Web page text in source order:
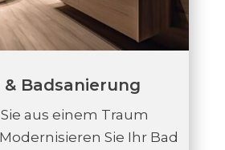
& Badsanierung
aus einem Traum
Sie Ihr Bad